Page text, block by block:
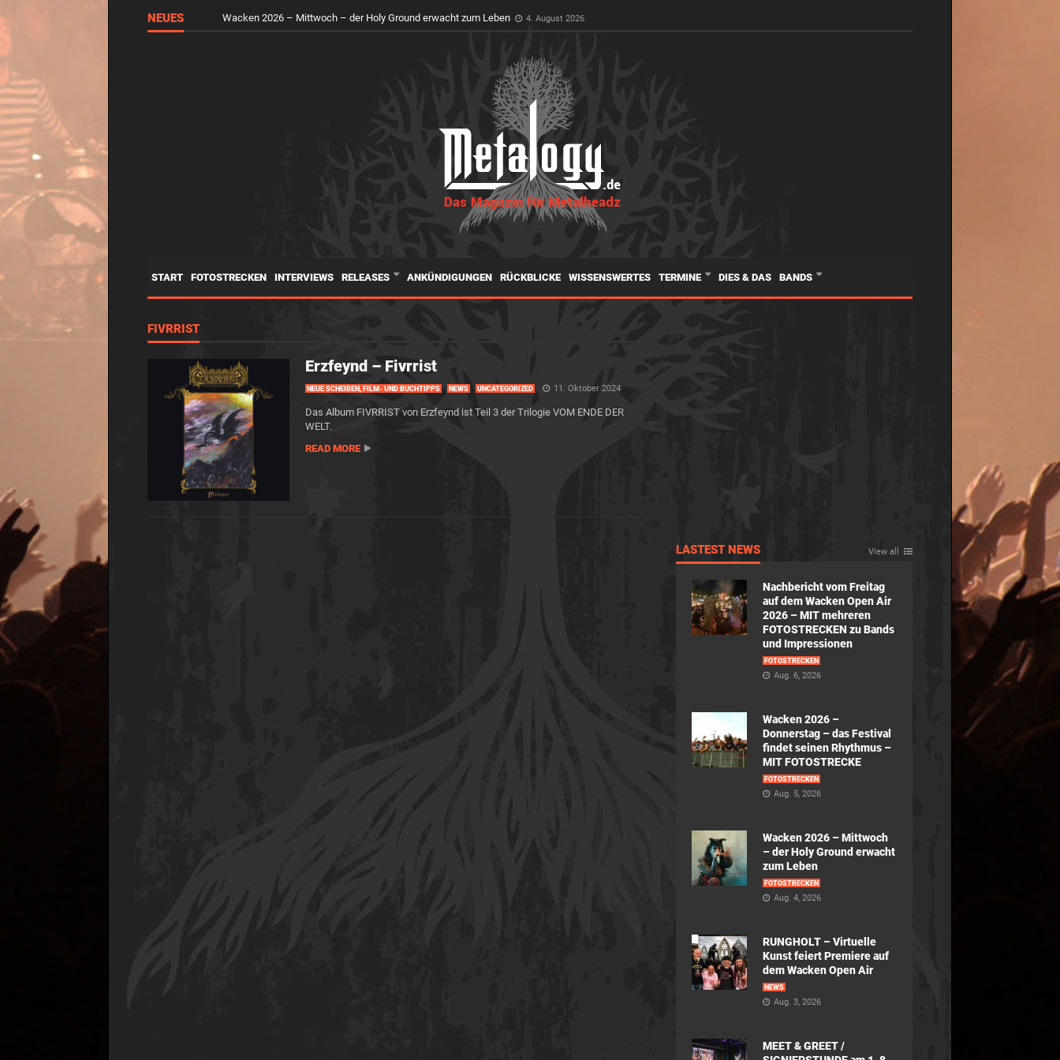
NEUES Wacken 2026 – Mittwoch – der Holy Ground erwacht zum Leben 4. August 2026
START FOTOSTRECKEN INTERVIEWS RELEASES ANKÜNDIGUNGEN RÜCKBLICKE WISSENSWERTES TERMINE DIES & DAS BANDS
FIVRRIST
Erzfeynd – Fivrrist
NEUE SCHEIBEN, FILM- UND BUCHTIPPS NEWS UNCATEGORIZED 11. Oktober 2024
Das Album FIVRRIST von Erzfeynd ist Teil 3 der Trilogie VOM ENDE DER
WELT.
READ MORE
LASTEST NEWS View all
Nachbericht vom Freitag
auf dem Wacken Open Air
2026 – MIT mehreren
FOTOSTRECKEN zu Bands
und Impressionen
FOTOSTRECKEN
Aug. 6, 2026
Wacken 2026 –
Donnerstag – das Festival
findet seinen Rhythmus –
MIT FOTOSTRECKE
FOTOSTRECKEN
Aug. 5, 2026
Wacken 2026 – Mittwoch
– der Holy Ground erwacht
zum Leben
FOTOSTRECKEN
Aug. 4, 2026
RUNGHOLT – Virtuelle
Kunst feiert Premiere auf
dem Wacken Open Air
NEWS
Aug. 3, 2026
MEET & GREET /